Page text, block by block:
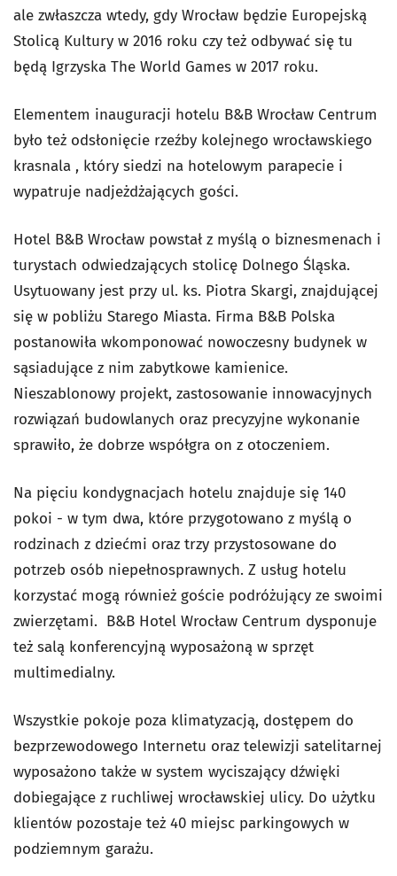
ale zwłaszcza wtedy, gdy Wrocław będzie Europejską
Stolicą Kultury w 2016 roku czy też odbywać się tu
będą Igrzyska The World Games w 2017 roku.
Elementem inauguracji hotelu B&B Wrocław Centrum
było też odsłonięcie rzeźby kolejnego wrocławskiego
krasnala , który siedzi na hotelowym parapecie i
wypatruje nadjeżdżających gości.
Hotel B&B Wrocław powstał z myślą o biznesmenach i
turystach odwiedzających stolicę Dolnego Śląska.
Usytuowany jest przy ul. ks. Piotra Skargi, znajdującej
się w pobliżu Starego Miasta. Firma B&B Polska
postanowiła wkomponować nowoczesny budynek w
sąsiadujące z nim zabytkowe kamienice.
Nieszablonowy projekt, zastosowanie innowacyjnych
rozwiązań budowlanych oraz precyzyjne wykonanie
sprawiło, że dobrze współgra on z otoczeniem.
Na pięciu kondygnacjach hotelu znajduje się 140
pokoi - w tym dwa, które przygotowano z myślą o
rodzinach z dziećmi oraz trzy przystosowane do
potrzeb osób niepełnosprawnych. Z usług hotelu
korzystać mogą również goście podróżujący ze swoimi
zwierzętami. B&B Hotel Wrocław Centrum dysponuje
też salą konferencyjną wyposażoną w sprzęt
multimedialny.
Wszystkie pokoje poza klimatyzacją, dostępem do
bezprzewodowego Internetu oraz telewizji satelitarnej
wyposażono także w system wyciszający dźwięki
dobiegające z ruchliwej wrocławskiej ulicy. Do użytku
klientów pozostaje też 40 miejsc parkingowych w
podziemnym garażu.